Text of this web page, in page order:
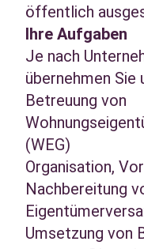
öffentlich
Ihre Aufgaben
Je nach
übernehmen Sie
Betreuung von
(WEG)
Organisation,
Nachbereitung
Umsetzung von